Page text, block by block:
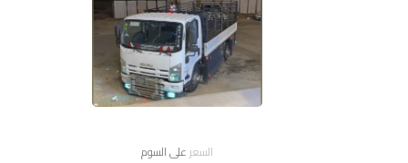
السعر على السوم